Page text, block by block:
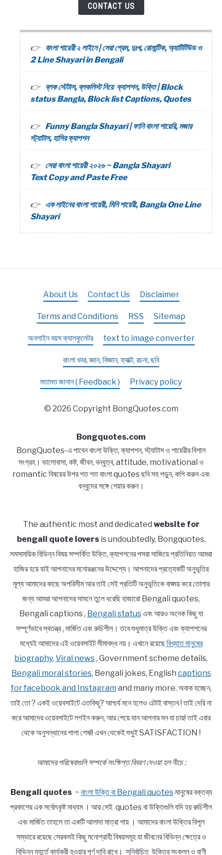
CONTACT US
বাংলা শায়েরী ২ লাইনে | সেরা প্রেম, দুঃখ, রোমান্টিক, অ্যাটিটিউড ও
2 Line Shayari in Bengali
ব্লক স্টেটাস, ব্লকলিস্ট নিয়ে ক্যাপশন, উক্তি | Block
status Bangla, Block list Captions, Quotes
Funny Bangla Shayari | ফানি বাংলা শায়েরি, মজার
স্ট্যাটাস, হাসির ক্যাপশন
সেরা বাংলা শায়েরী ২০২৬ ~ Bangla Shayari
Text Copy and Paste Free
এক লাইনের বাংলা শায়েরী, মিনি শায়েরী, Bangla One Line
Shayari
About Us Contact Us Disclaimer
Terms and Conditions RSS Sitemap
অনলাইন বয়স ক্যালকুলেটর text to image converter
বাংলা খবর, জ্ঞান, বিজ্ঞান, ফ্যাক্ট, রচনা, ছবি
মতামত জানান ( Feedback ) Privacy policy
© 2026 Copyright BongQuotes.com
Bongquotes.com
BongQuotes-এ পাবেন বাংলা উক্তি, ক্যাপশন, স্ট্যাটাস ও শায়েরীর বিশাল
সংগ্রহ। ভালোবাসা, কষ্ট, জীবন, বন্ধুত্ব, attitude, motivational ও
romantic বিষয়ের উপর শত শত বাংলা quotes ছবি সহ পড়ুন, কপি করুন এবং
বন্ধুদের সঙ্গে শেয়ার করুন।
The authentic most and dedicated website for
bengali quote loversis undoubtedly, Bongquotes.
সমসাময়িক বিভিন্ন বিষয় সম্পর্কিত উক্তি, ক্যাপশনের পসরা সাজিয়ে প্রতিনিয়ত আমরা
হাজির হয়ে যাই আপনাদের মনোরঞ্জনের উদ্দেশ্যে। আপনাদের প্রত্যেকটি অনুভূতির
মূল্য আমাদের কাছে অপরিসীম আর তাই সেই প্রতিটি অনুভূতিকে বাঙ্ময় করে তোলার
জন্য আমরা আপনাদের সামনে তুলে ধরেছি হাজারো Bengali quotes,
Bengali captions , Bengali statusএবং আরও অনেক কিছু যা
সম্পূর্ণভাবে স্বতন্ত্র , মার্জিত এবং রুচিশীল। তবে শুধুমাত্র উক্তি এবং ক্যাপশনের
মধ্যেই আমাদের এই ওয়েবসাইট সীমাবদ্ধ নয়। এখানে রয়েছেবিখ্যাত মানুষের
biography, Viral news, Government scheme details,
Bengali moral stories, Bengali jokes, English captions
for facebook and Instagram and many more. অবাক হচ্ছেন,
তাই তো ? একই ওয়েবসাইটে এতকিছু? আশ্চর্য মনে হলেও এটাই বাস্তব ! তাই দেরি না
করে আমাদের ওয়েবসাইটে লগইন করুন, আর পেয়ে যান আপনার মন যা চায়! তাই এবার
থেকে অনুসন্ধানের পালা শেষ!! এখন থেকেই শুধুই SATISFACTION !
আমাদের পরিষেবাগুলি সম্পর্কে সংক্ষিপ্ত বিবরণ দেওয়া হল নীচে :
Bengali quotes~ বাংলা উক্তি বা Bengali quotesমানুষের বক্তব্য
প্রকাশের এক সর্বোৎকৃষ্ট মাধ্যম । আর সেই quotes বা উক্তিগুলি যদি হয় রুচিশীল
এবং মার্জিত তাহলে তা একটি আলাদা মাত্রা পায় । আমাদের বাংলা উক্তির বিপুল
সম্ভারে রয়েছে সেরকমই কিছু মনোগ্রাহী বিষয়সমূহ যা জীবনের বিভিন্ন ক্ষেত্রে ও
বিভিন্ন মুহূর্তে কার্যকরী হওয়ার পূর্ণ দাবি রাখে। সুনির্বাচিত উক্তির সংকলন ও বাণী